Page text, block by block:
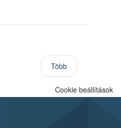
Több
Cookie beállítások